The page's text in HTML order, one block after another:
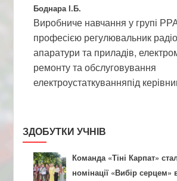
Боднара І.Б.
Виробниче навчання у групі
професією регулювальник
апаратури та приладів,
ремонту та обслуговування
електроустаткуванняпід
ЗДОБУТКИ УЧНІВ
Команда «Тіні Карпат»
номінації «Вибір серцем»